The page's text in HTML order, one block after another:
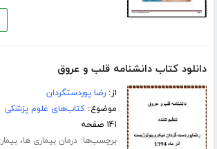
دانلود کتاب دانشنامه قلب و عروق
از:رضا پوردستگردان
موضوع:کتاب‌های علوم پزشکی
۱۴۱ صفحه
برچسب‌ها:درمان بیماری ها،